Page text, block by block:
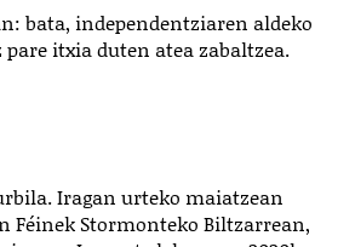
bata, independentziaren aldeko
itxia duten atea zabaltzea.
Iragan urteko maiatzean
Féinek Stormonteko Biltzarrean,